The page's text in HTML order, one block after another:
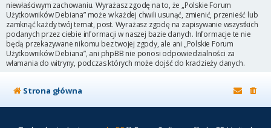
niewłaściwym zachowaniu. Wyrażasz zgodę na to, że „Polskie Forum
Użytkowników Debiana” może w każdej chwili usunąć, zmienić, przenieść lub
zamknąć każdy twój temat, post. Wyrażasz zgodę na zapisywanie wszystkich
podanych przez ciebie informacji w naszej bazie danych. Informacje te nie
będą przekazywane nikomu bez twojej zgody, ale ani „Polskie Forum
Użytkowników Debiana”, ani phpBB nie ponosi odpowiedzialności za
włamania do witryny, podczas których może dojść do kradzieży danych.
Strona główna